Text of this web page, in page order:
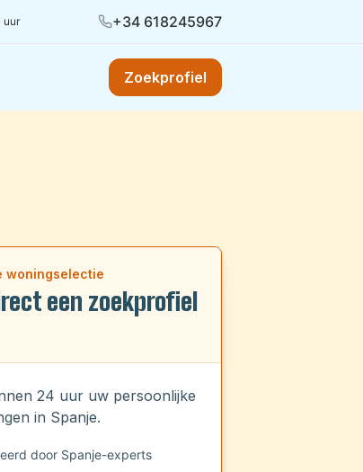
uur +34 618245967
Zoekprofiel
woningselectie
een zoekprofiel
24 uur uw persoonlijke
in Spanje.
door Spanje-experts